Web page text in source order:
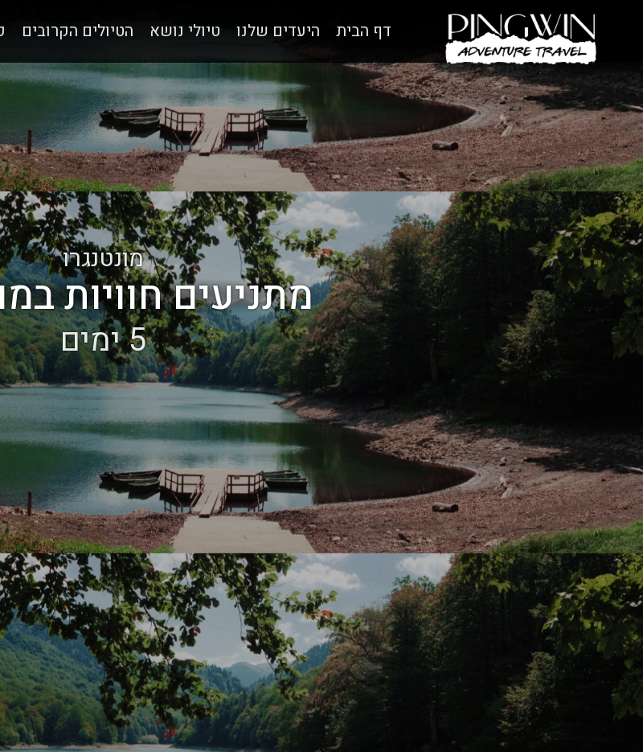
דף הבית היעדים שלנו טיולי נושא הטיולים הקרובים
מונטנגרו
מתניעים חוויות
5 ימים